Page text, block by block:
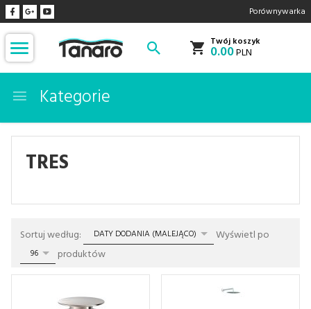
Porównywarka
Twój koszyk
0.00PLN
Kategorie
TRES
Sortuj według: sortDATY DODANIA (MALEJĄCO) Wyświetl po
96 produktów